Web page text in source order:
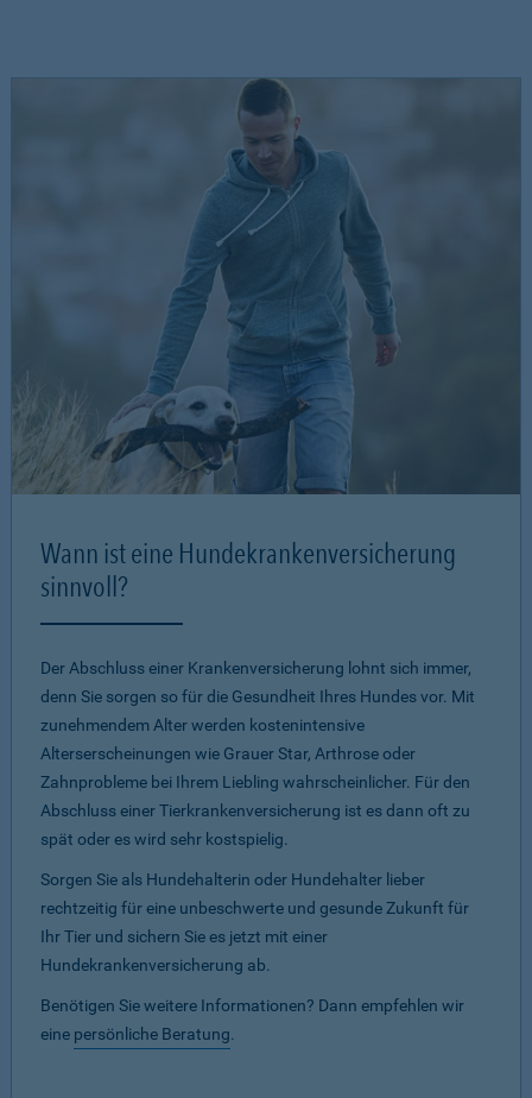
Wann ist eine Hundekrankenversicherung
sinnvoll?
Der Abschluss einer Krankenversicherung lohnt sich immer,
denn Sie sorgen so für die Gesundheit Ihres Hundes vor. Mit
zunehmendem Alter werden kostenintensive
Alterserscheinungen wie Grauer Star, Arthrose oder
Zahnprobleme bei Ihrem Liebling wahrscheinlicher. Für den
Abschluss einer Tierkrankenversicherung ist es dann oft zu
spät oder es wird sehr kostspielig.
Sorgen Sie als Hundehalterin oder Hundehalter lieber
rechtzeitig für eine unbeschwerte und gesunde Zukunft für
Ihr Tier und sichern Sie es jetzt mit einer
Hundekrankenversicherung ab.
Benötigen Sie weitere Informationen? Dann empfehlen wir
eine persönliche Beratung.